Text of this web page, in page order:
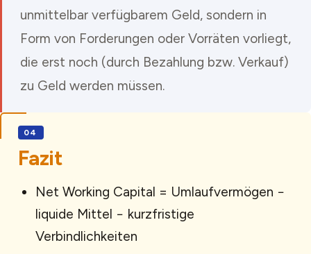
unmittelbar verfügbarem Geld, sondern in
Form von Forderungen oder Vorräten vorliegt,
die erst noch (durch Bezahlung bzw. Verkauf)
zu Geld werden müssen.
Fazit
Net Working Capital = Umlaufvermögen −
liquide Mittel − kurzfristige
Verbindlichkeiten